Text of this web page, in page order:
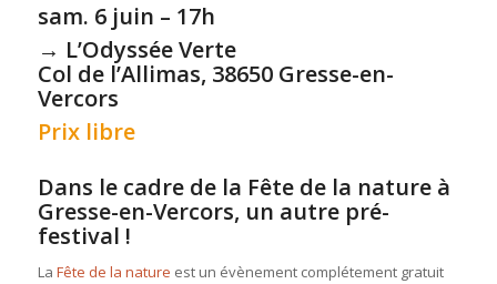
sam. 6 juin – 17h
→ L’Odyssée Verte
Col de l’Allimas, 38650 Gresse-en-
Vercors
Prix libre
Dans le cadre de la Fête de la nature à
Gresse-en-Vercors, un autre pré-
festival !
La Fête de la nature est un évènement complétement gratuit